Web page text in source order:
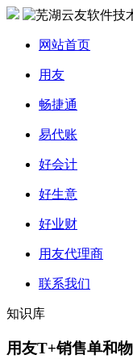
网站首页
用友
畅捷通
易代账
好会计
好生意
好业财
用友代理商
联系我们
知识库
用友T+销售单和